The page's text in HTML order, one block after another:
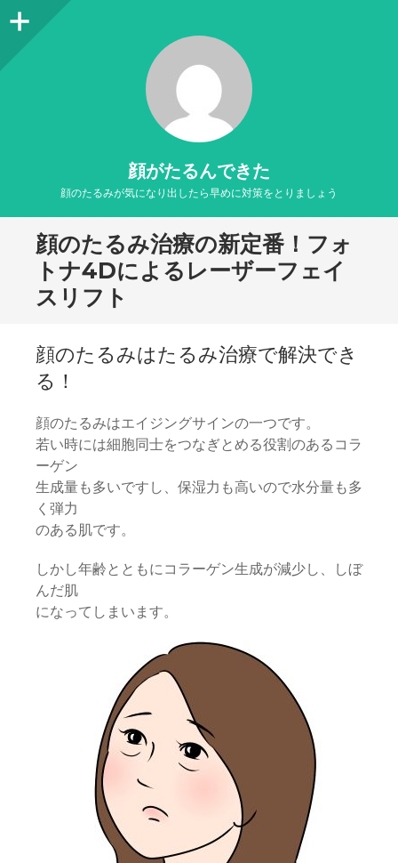
顔がたるんできた
顔のたるみが気になり出したら早めに対策をとりましょう
顔のたるみ治療の新定番！フォ
トナ4Dによるレーザーフェイ
スリフト
顔のたるみはたるみ治療で解決でき
る！
顔のたるみはエイジングサインの一つです。
若い時には細胞同士をつなぎとめる役割のあるコラ
ーゲン
生成量も多いですし、保湿力も高いので水分量も多
く弾力
のある肌です。
しかし年齢とともにコラーゲン生成が減少し、しぼ
んだ肌
になってしまいます。